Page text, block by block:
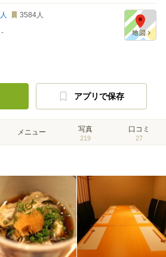
人 3584人
-
アプリで保存
メニュー 写真
219
口コミ
27